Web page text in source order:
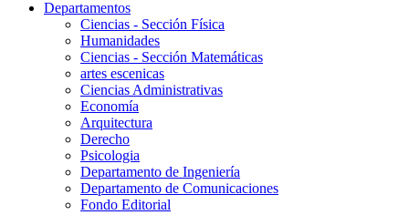
Departamentos
Ciencias - Sección Física
Humanidades
Ciencias - Sección Matemáticas
artes escenicas
Ciencias Administrativas
Economía
Arquitectura
Derecho
Psicologia
Departamento de Ingeniería
Departamento de Comunicaciones
Fondo Editorial